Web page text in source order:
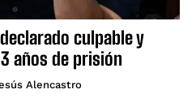
culpable y
años de prisión
Alencastro